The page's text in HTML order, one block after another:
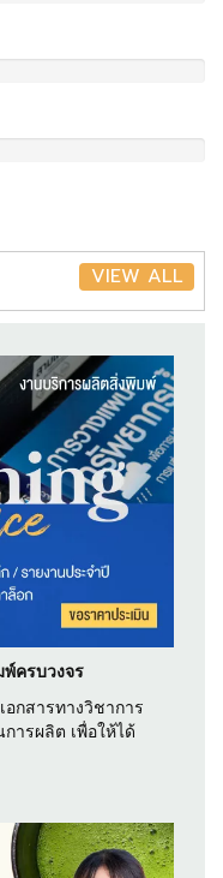
VIEW ALL
ครบวงจร
กสารทางวิชาการ
ารผลิต เพื่อให้ได้